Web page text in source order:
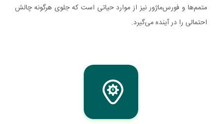
متمم‌ها و فورس‌ماژور نیز از موارد حیاتی است که جلوی هرگونه چالش
احتمالی را در آینده می‌گیرد.